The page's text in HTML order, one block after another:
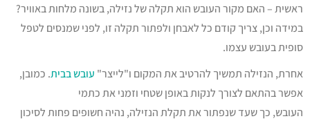
ראשית – האם מקור העובש הוא תקלה של נזילה, בשונה מלחות באוויר?
במידה וכן, צריך קודם כל לאבחן ולפתור תקלה זו, לפני שמנסים לטפל
סופית בעובש עצמו.
אחרת, הנזילה תמשיך להרטיב את המקום ו"לייצר" עובש בבית. כמובן,
אפשר בהתאם לצורך לנקות באופן שטחי וזמני את כתמי
העובש, כך שעד שנפתור את תקלת הנזילה, נהיה חשופים פחות לסיכון